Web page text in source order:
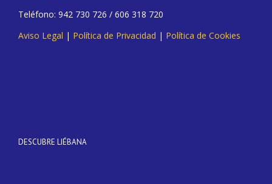
Teléfono: 942 730 726 / 606 318 720
Aviso Legal | Política de Privacidad | Política de Cookies
DESCUBRE LIÉBANA